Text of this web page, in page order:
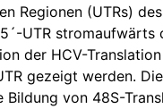
Regionen (UTRs)
UTR stromaufwärts
der HCV-
gezeigt werden.
von 48S-